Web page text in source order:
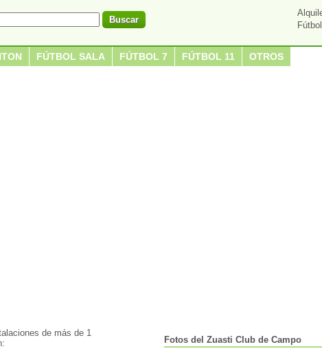
FÚTBOL SALA FÚTBOL 7 FÚTBOL 11 OTROS
de más de 1
Fotos del Zuasti Club de Campo